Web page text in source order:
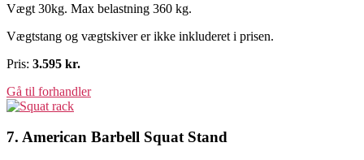
Vægt 30kg. Max belastning 360 kg.
Vægtstang og vægtskiver er ikke inkluderet i prisen.
Pris: 3.595 kr.
Gå til forhandler
7. American Barbell Squat Stand